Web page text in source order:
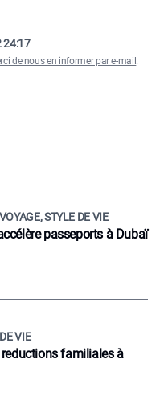
24:17
de nous en informer par e-mail .
STYLE DE VIE
passeports à Dubaï
VIE
familiales à